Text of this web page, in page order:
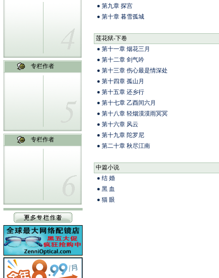
专栏作者
专栏作者
第九章 探宫
第十章 暮雪孤城
莲花狱-下卷
第十一章 烟花三月
第十二章 剑气吟
第十三章 伤心最是情深处
第十四章 孤山月
第十五章 还乡行
第十七章 乙酉闰六月
第十八章 轻烟漠漠雨冥冥
第十六章 风云
第十九章 陀罗尼
第二十章 秋尽江南
中篇小说
结 婚
黑 血
猫 眼